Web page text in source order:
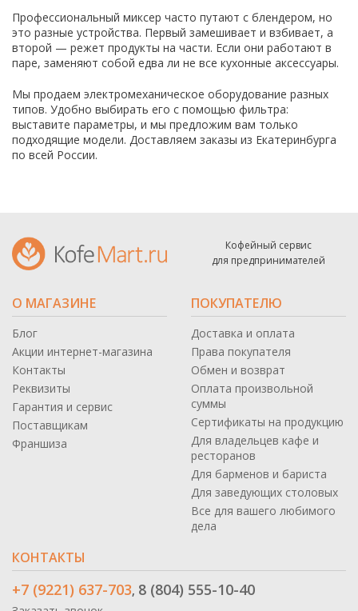
Профессиональный миксер часто путают с блендером, но
это разные устройства. Первый замешивает и взбивает, а
второй — режет продукты на части. Если они работают в
паре, заменяют собой едва ли не все кухонные аксессуары.
Мы продаем электромеханическое оборудование разных
типов. Удобно выбирать его с помощью фильтра:
выставите параметры, и мы предложим вам только
подходящие модели. Доставляем заказы из Екатеринбурга
по всей России.
Кофейный сервис
для предпринимателей
О МАГАЗИНЕ
Блог
Акции интернет-магазина
Контакты
Реквизиты
Гарантия и сервис
Поставщикам
Франшиза
ПОКУПАТЕЛЮ
Доставка и оплата
Права покупателя
Обмен и возврат
Оплата произвольной
суммы
Сертификаты на продукцию
Для владельцев кафе и
ресторанов
Для барменов и бариста
Для заведующих столовых
Все для вашего любимого
дела
КОНТАКТЫ
+7 (9221) 637-703, 8 (804) 555-10-40